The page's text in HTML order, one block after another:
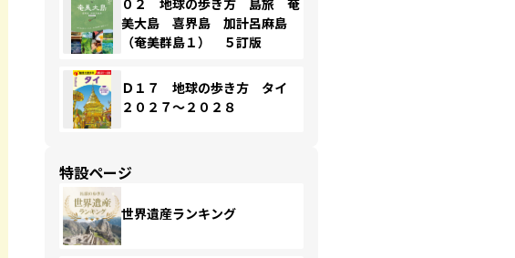
美大島 喜界島 加計呂麻島
（奄美群島１） ５訂版
Ｄ１７ 地球の歩き方 タイ
２０２７～２０２８
特設ページ
世界遺産ランキング